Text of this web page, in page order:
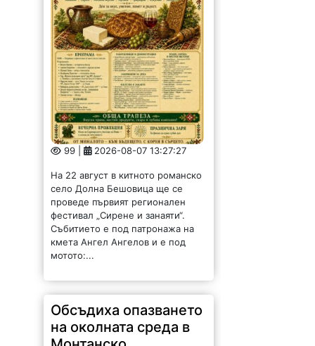
99 | 2026-08-07 13:27:27
село Долна Бешовица ще се
проведе първият регионален
фестивал „Сирене и занаяти“.
Събитието е под патронажа на
кмета Ангел Ангелов и е под
мотото:...
Обсъдиха опазването
на околната среда в
Монтанско